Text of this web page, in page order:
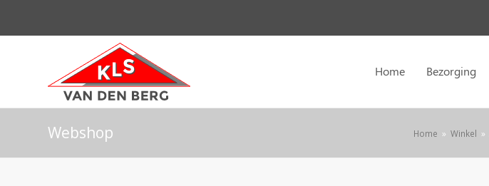
Home Bezorging
Webshop Home » Winkel »